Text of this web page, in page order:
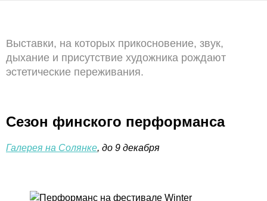
Выставки, на которых прикосновение, звук,
дыхание и присутствие художника рождают
эстетические переживания.
Сезон финского перформанса
Галерея на Солянке, до 9 декабря